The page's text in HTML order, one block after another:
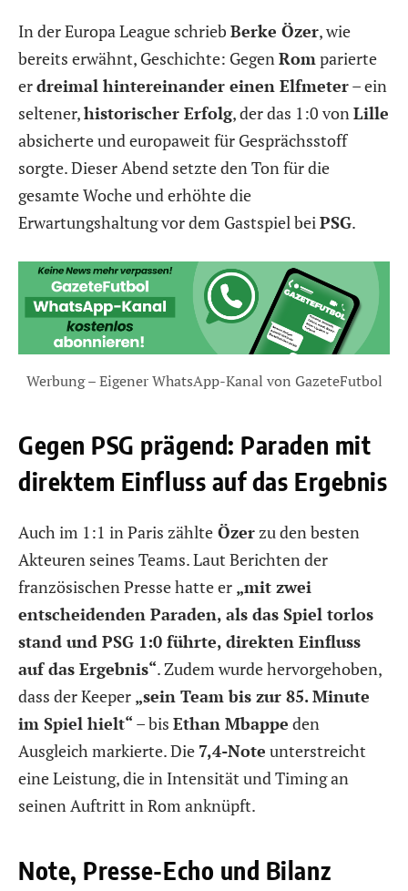
In der Europa League schrieb Berke Özer, wie
bereits erwähnt, Geschichte: GegenRomparierte
erdreimal hintereinander einen Elfmeter– ein
seltener,historischer Erfolg, der das 1:0 vonLille
absicherte und europaweit für Gesprächsstoff
sorgte. Dieser Abend setzte den Ton für die
gesamte Woche und erhöhte die
Erwartungshaltung vor dem Gastspiel beiPSG.
Werbung – Eigener WhatsApp-Kanal von GazeteFutbol
Gegen PSG prägend: Paraden mit
direktem Einfluss auf das Ergebnis
Auch im 1:1 in Paris zählte Özer zu den besten
Akteuren seines Teams. Laut Berichten der
französischen Presse hatte er „mit zwei
entscheidenden Paraden, als das Spiel torlos
stand und PSG 1:0 führte, direkten Einfluss
auf das Ergebnis“. Zudem wurde hervorgehoben,
dass der Keeper „sein Team bis zur 85. Minute
im Spiel hielt“ – bis Ethan Mbappe den
Ausgleich markierte. Die 7,4-Note unterstreicht
eine Leistung, die in Intensität und Timing an
seinen Auftritt in Rom anknüpft.
Note, Presse-Echo und Bilanz